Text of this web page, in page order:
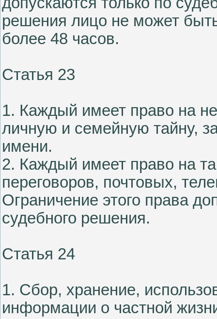
решения лицо не может
более 48 часов.
Статья 23
1. Каждый имеет право на
личную и семейную тайну,
имени.
2. Каждый имеет право на
переговоров, почтовых,
Ограничение этого права
судебного решения.
Статья 24
1. Сбор, хранение,
информации о частной